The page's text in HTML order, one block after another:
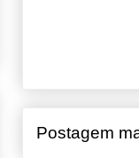
Postagem